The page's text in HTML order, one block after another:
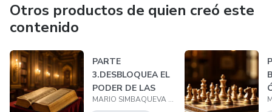
- "Encuentra herramientas para cultivar la autoestima y la
- "Sanar las heridas del pasado y vivir un presente más
pleno"
Otros productos de quien creó este
contenido
PARTE
3.DESBLOQUEA EL
PODER DE LAS
ESCRITURAS
MARIO SIMBAQUEVA RODRIQUEZ